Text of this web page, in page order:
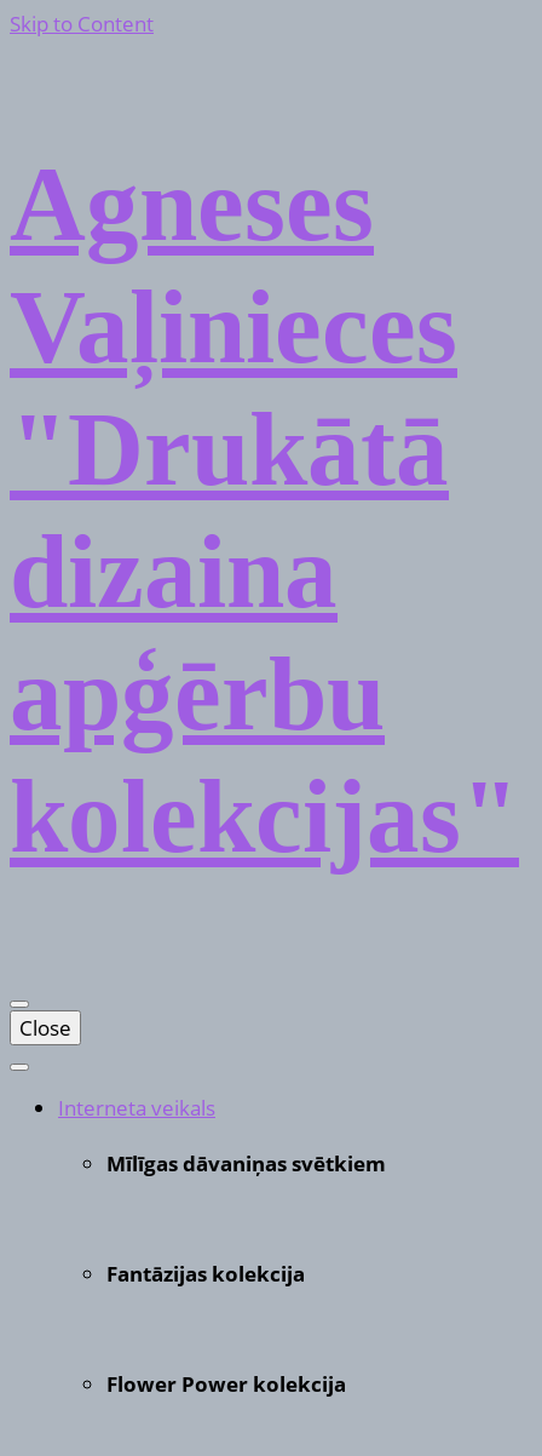
Skip to Content
Agneses
Vaļinieces
"Drukātā
dizaina
apģērbu
kolekcijas"
Close
Interneta veikals
Mīlīgas dāvaniņas svētkiem
Fantāzijas kolekcija
Flower Power kolekcija